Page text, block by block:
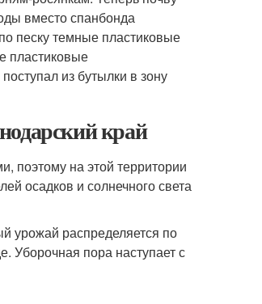
вместо спанбонда
песку темные пластиковые
пластиковые
из бутылки в зону
край
поэтому на этой территории
осадков и солнечного света
урожай распределяется по
Уборочная пора наступает с